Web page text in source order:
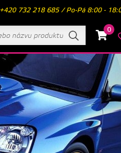
+420 732 218 685 / Po-Pá 8:00 -
0